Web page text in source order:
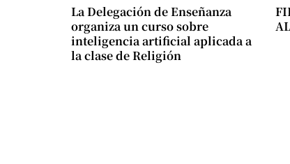
La Delegación de Enseñanza
organiza un curso sobre
inteligencia artificial aplicada a
la clase de Religión